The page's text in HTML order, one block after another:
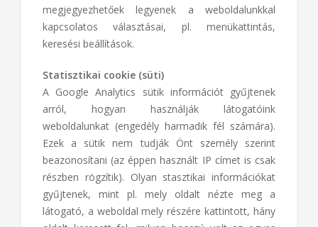
megjegyezhetőek legyenek a weboldalunkkal
kapcsolatos választásai, pl. menükattintás,
keresési beállítások.
Statisztikai cookie (süti)
A Google Analytics sütik információt gyűjtenek
arról, hogyan használják látogatóink
weboldalunkat (engedély harmadik fél számára).
Ezek a sütik nem tudják Önt személy szerint
beazonosítani (az éppen használt IP címet is csak
részben rögzítik). Olyan stasztikai információkat
gyűjtenek, mint pl. mely oldalt nézte meg a
látogató, a weboldal mely részére kattintott, hány